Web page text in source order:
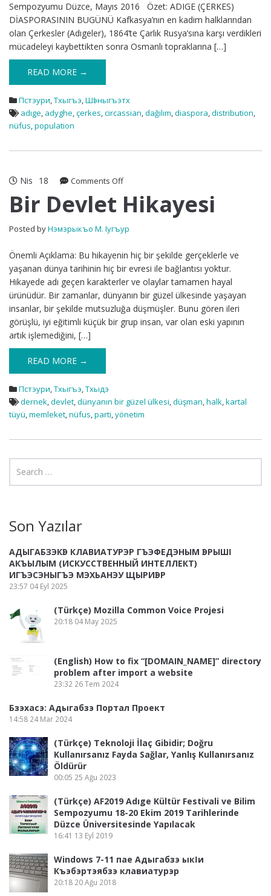
Sempozyumu Düzce, Mayıs 2016 Özet: ADIGE (ÇERKES)
DİASPORASININ BUGÜNÜ Kafkasya’nın en kadim halklarından
olan Çerkesler (Adıgeler), 1864’te Çarlık Rusya’sına karşı verdikleri
mücadeleyi kaybettikten sonra Osmanlı topraklarına […]
READ MORE →
Пстэури,Тхыгъэ,Шӏэныгъэтх
adıge, adyghe,çerkes,circassian,dağılım,diaspora,distribution,
nüfus,population
Nis 18 Comments Offon
Devlet
Bir Devlet Hikayesi
Posted byНэмэрыкъо М. Iугъур
Önemli Açıklama: Bu hikayenin hiç bir şekilde gerçeklerle ve
yaşanan dünya tarihinin hiç bir evresi ile bağlantısı yoktur.
Hikayede adı geçen karakterler ve olaylar tamamen hayal
ürünüdür. Bir zamanlar, dünyanın bir güzel ülkesinde yaşayan
insanlar, bir şekilde mutsuzluğa düşmüşler. Bunu gören ileri
görüşlü, iyi eğitimli küçük bir grup insan, var olan eski yapının
artık işlemediğini, […]
READ MORE →
Пстэури,Тхыгъэ,Тхыдэ
dernek,devlet,dünyanın bir güzel ülkesi,düşman,halk,kartal
tüyü,memleket,nüfus,parti,yönetim
Son Yazılar
АДЫГАБЗЭКӀЭ КЛАВИАТУРЭР ГЪЭФЕДЭНЫМ ӀЭРЫШӀ
АКЪЫЛЫМ (ИСКУССТВЕННЫЙ ИНТЕЛЛЕКТ)
ИГЪЭСЭНЫГЪЭ МЭХЬАНЭУ ЩЫРИӀЭР
23:57 04 Eyl 2025
(Türkçe) Mozilla Common Voice Projesi
20:18 04 May 2025
(English) How to fix “[DOMAIN_NAME]” directory
problem after import a website
23:32 26 Tem 2024
Бзэхасэ: Адыгабзэ Портал Проект
14:58 24 Mar 2024
(Türkçe) Teknoloji İlaç Gibidir; Doğru
Kullanırsanız Fayda Sağlar, Yanlış Kullanırsanız
Öldürür
00:05 25 Ağu 2023
(Türkçe) AF2019 Adıge Kültür Festivali ve Bilim
Sempozyumu 18-20 Ekim 2019 Tarihlerinde
Düzce Üniversitesinde Yapılacak
16:41 13 Eyl 2019
Windows 7-11 пае Адыгабзэ ыкӏи
Къэбэртэябзэ клавиатурэр
20:18 20 Ağu 2018